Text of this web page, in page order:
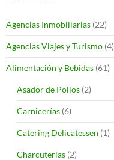
Agencias Inmobiliarias (22)
Agencias Viajes y Turismo (4)
Alimentación y Bebidas (61)
Asador de Pollos (2)
Carnicerías (6)
Catering Delicatessen (1)
Charcuterías (2)